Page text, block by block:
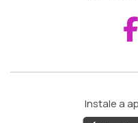
Instale a